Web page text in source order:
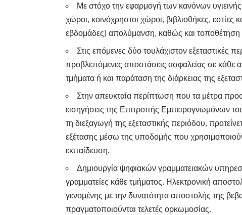
Με στόχο την εφαρμογή των κανόνων
χώροι, κοινόχρηστοι χώροι, βιβλιοθήκες, εστίες
εβδομάδες) απολύμανση, καθώς και
Στις επόμενες δύο τουλάχιστον εξεταστικές
προβλεπόμενες αποστάσεις ασφαλείας σε κάθε
τμήματα ή και παράταση της διάρκειας της
Στην απευκταία περίπτωση που τα μέτρα
εισηγήσεις της Επιτροπής Εμπειρογνωμόνων
τη διεξαγωγή της εξεταστικής περιόδου,
εξέτασης μέσω της υποδομής που
εκπαίδευση.
Δημιουργία ψηφιακών γραμματειακών
γραμματείες κάθε τμήματος. Ηλεκτρονική
γενομένης με την δυνατότητα αποστολής της
πραγματοποιούνται τελετές ορκωμοσίας.